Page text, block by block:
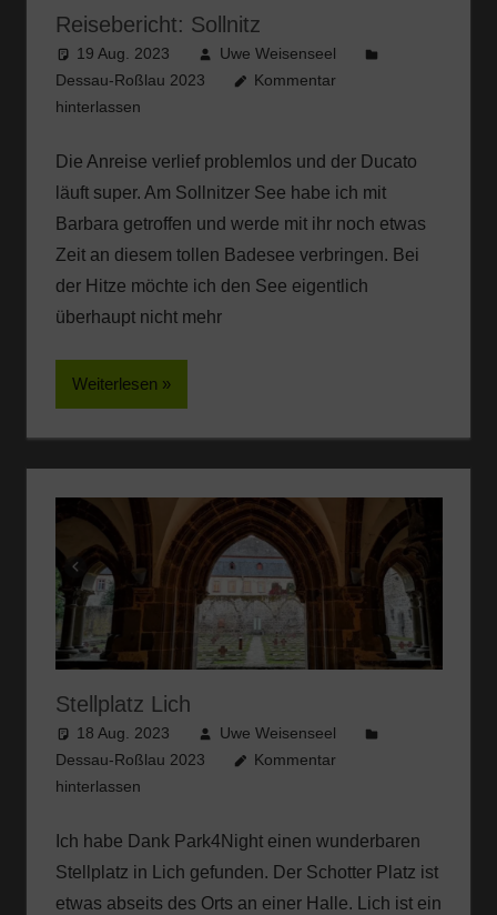
Reisebericht: Sollnitz
19 Aug. 2023
Uwe Weisenseel
Dessau-Roßlau 2023
Kommentar
hinterlassen
Die Anreise verlief problemlos und der Ducato
läuft super. Am Sollnitzer See habe ich mit
Barbara getroffen und werde mit ihr noch etwas
Zeit an diesem tollen Badesee verbringen. Bei
der Hitze möchte ich den See eigentlich
überhaupt nicht mehr
Weiterlesen
Stellplatz Lich
18 Aug. 2023
Uwe Weisenseel
Dessau-Roßlau 2023
Kommentar
hinterlassen
Ich habe Dank Park4Night einen wunderbaren
Stellplatz in Lich gefunden. Der Schotter Platz ist
etwas abseits des Orts an einer Halle. Lich ist ein